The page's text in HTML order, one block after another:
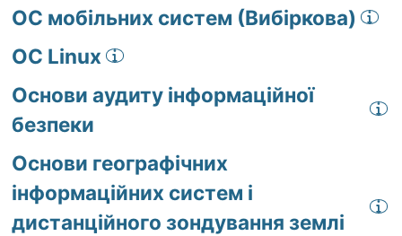
ОС мобільних систем (Вибіркова)
ОС Linux
Основи аудиту інформаційної
безпеки
Основи географічних
інформаційних систем і
дистанційного зондування землі